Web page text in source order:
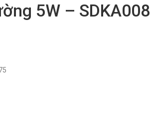
5W – SDKA008